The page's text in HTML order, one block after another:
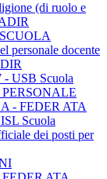
(di ruolo e
personale docente
- USB Scuola
- FEDER ATA
Scuola
dei posti per